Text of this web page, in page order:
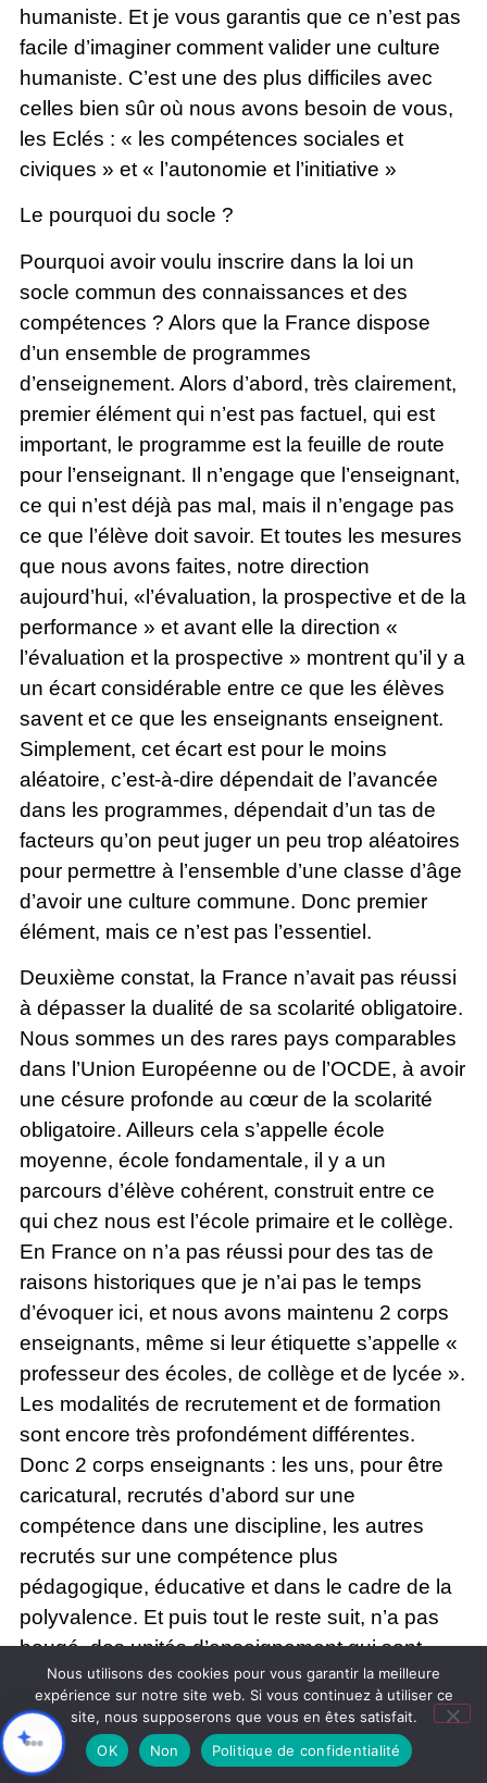
humaniste. Et je vous garantis que ce n’est pas
facile d’imaginer comment valider une culture
humaniste. C’est une des plus difficiles avec
celles bien sûr où nous avons besoin de vous,
les Eclés : « les compétences sociales et
civiques » et « l’autonomie et l’initiative »
Le pourquoi du socle ?
Pourquoi avoir voulu inscrire dans la loi un
socle commun des connaissances et des
compétences ? Alors que la France dispose
d’un ensemble de programmes
d’enseignement. Alors d’abord, très clairement,
premier élément qui n’est pas factuel, qui est
important, le programme est la feuille de route
pour l’enseignant. Il n’engage que l’enseignant,
ce qui n’est déjà pas mal, mais il n’engage pas
ce que l’élève doit savoir. Et toutes les mesures
que nous avons faites, notre direction
aujourd’hui, «l’évaluation, la prospective et de la
performance » et avant elle la direction «
l’évaluation et la prospective » montrent qu’il y a
un écart considérable entre ce que les élèves
savent et ce que les enseignants enseignent.
Simplement, cet écart est pour le moins
aléatoire, c’est-à-dire dépendait de l’avancée
dans les programmes, dépendait d’un tas de
facteurs qu’on peut juger un peu trop aléatoires
pour permettre à l’ensemble d’une classe d’âge
d’avoir une culture commune. Donc premier
élément, mais ce n’est pas l’essentiel.
Deuxième constat, la France n’avait pas réussi
à dépasser la dualité de sa scolarité obligatoire.
Nous sommes un des rares pays comparables
dans l’Union Européenne ou de l’OCDE, à avoir
une césure profonde au cœur de la scolarité
obligatoire. Ailleurs cela s’appelle école
moyenne, école fondamentale, il y a un
parcours d’élève cohérent, construit entre ce
qui chez nous est l’école primaire et le collège.
En France on n’a pas réussi pour des tas de
raisons historiques que je n’ai pas le temps
d’évoquer ici, et nous avons maintenu 2 corps
enseignants, même si leur étiquette s’appelle «
professeur des écoles, de collège et de lycée ».
Les modalités de recrutement et de formation
sont encore très profondément différentes.
Donc 2 corps enseignants : les uns, pour être
caricatural, recrutés d’abord sur une
compétence dans une discipline, les autres
recrutés sur une compétence plus
pédagogique, éducative et dans le cadre de la
polyvalence. Et puis tout le reste suit, n’a pas
bougé, des unités d’enseignement qui sont
radicalement différentes : des écoles primaires
qui sont des unités d’enseignement, qui ont un
statut juridique pour le moins inexistant et à côté
des collèges qui sont des établissements
Nous utilisons des cookies pour vous garantir la meilleure
expérience sur notre site web. Si vous continuez à utiliser ce
site, nous supposerons que vous en êtes satisfait.
OK
Non Politique de confidentialité